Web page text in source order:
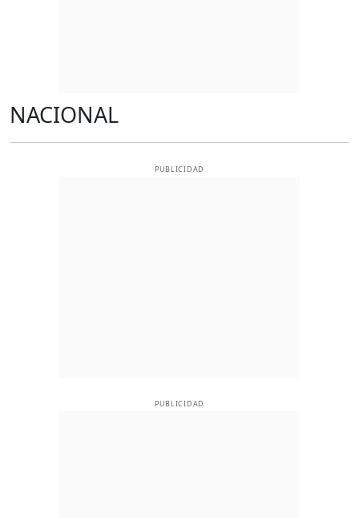
NACIONAL
PUBLICIDAD
PUBLICIDAD